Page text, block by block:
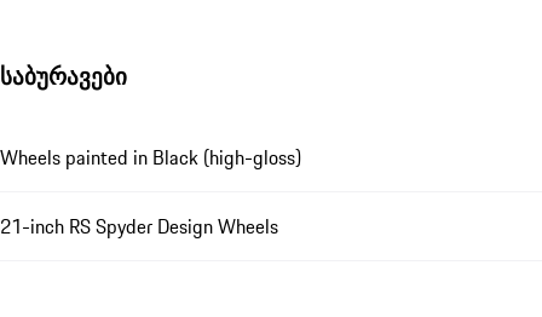
საბურავები
Wheels painted in Black (high-gloss)
21-inch RS Spyder Design Wheels